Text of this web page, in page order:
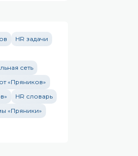
HR задачи
сеть
«Пряников»
HR словарь
«Пряники»